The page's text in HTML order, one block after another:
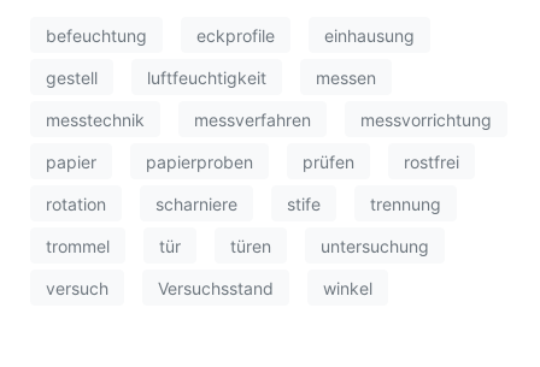
befeuchtung eckprofile einhausung
gestell luftfeuchtigkeit messen
messtechnik messverfahren messvorrichtung
papier papierproben prüfen rostfrei
rotation scharniere stife trennung
trommel tür türen untersuchung
versuch Versuchsstand winkel